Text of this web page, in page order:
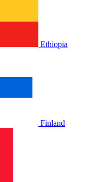
Ethiopia
Finland